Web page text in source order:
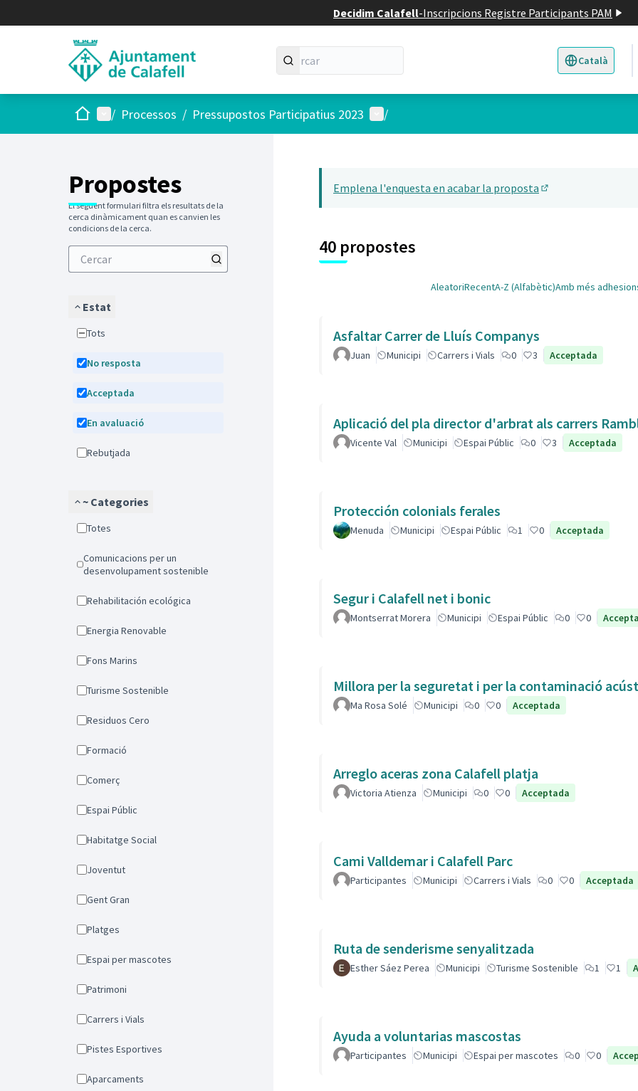
Decidim Calafell-Inscripcions Registre Participants PAM
Català
Triar la llengua
Inici Menú principal
/ Processos / Pressupostos Participatius 2023 Menú d'usuari
/
Propostes
El següent formulari filtra els resultats de la
cerca dinàmicament quan es canvien les
condicions de la cerca.
Estat
Tots
No resposta
Acceptada
En avaluació
Rebutjada
~ Categories
Totes
Comunicacions per un
desenvolupament sostenible
Rehabilitación ecológica
Energia Renovable
Fons Marins
Turisme Sostenible
Residuos Cero
Formació
Comerç
Espai Públic
Habitatge Social
Joventut
Gent Gran
Platges
Espai per mascotes
Patrimoni
Carrers i Vials
Pistes Esportives
Aparcaments
Emplena l'enquesta en acabar la proposta
40 propostes
AleatoriRecentA-Z (Alfabètic)Amb més
Asfaltar Carrer de Lluís Companys
Juan Municipi Carrers i Vials 0 3 Acceptada
Aplicació del pla director d'arbrat als carrers
Vicente Val Municipi Espai Públic 0 3 Acceptada
Protección colonials ferales
Menuda Municipi Espai Públic 1 0 Acceptada
Segur i Calafell net i bonic
Montserrat Morera Municipi Espai Públic 0 0
Millora per la seguretat i per la contaminació
Ma Rosa Solé Municipi 0 0 Acceptada
Arreglo aceras zona Calafell platja
Victoria Atienza Municipi 0 0 Acceptada
Cami Valldemar i Calafell Parc
Participantes Municipi Carrers i Vials 0 0 Acceptada
Ruta de senderisme senyalitzada
Esther Sáez Perea Municipi Turisme Sostenible 1 1
Ayuda a voluntarias mascostas
Participantes Municipi Espai per mascotes 0 0